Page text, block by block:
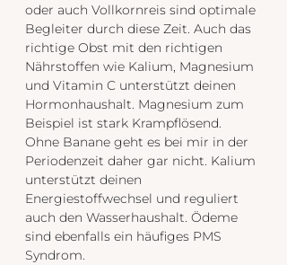
oder auch Vollkornreis sind optimale
Begleiter durch diese Zeit. Auch das
richtige Obst mit den richtigen
Nährstoffen wie Kalium, Magnesium
und Vitamin C unterstützt deinen
Hormonhaushalt. Magnesium zum
Beispiel ist stark Krampflösend.
Ohne Banane geht es bei mir in der
Periodenzeit daher gar nicht. Kalium
unterstützt deinen
Energiestoffwechsel und reguliert
auch den Wasserhaushalt. Ödeme
sind ebenfalls ein häufiges PMS
Syndrom.